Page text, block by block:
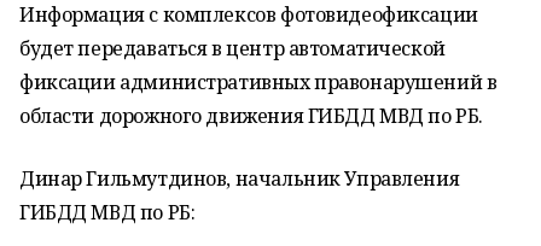
Информация с комплексов фотовидеофиксации
будет передаваться в центр автоматической
фиксации административных правонарушений в
области дорожного движения ГИБДД МВД по РБ.
Динар Гильмутдинов, начальник Управления
ГИБДД МВД по РБ: